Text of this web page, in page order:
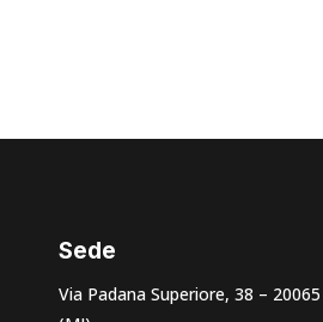
Sede
Via Padana Superiore, 38 –